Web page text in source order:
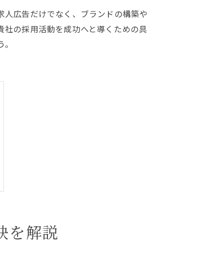
広告だけでなく、ブランドの構築や
の採用活動を成功へと導くための具
を解説